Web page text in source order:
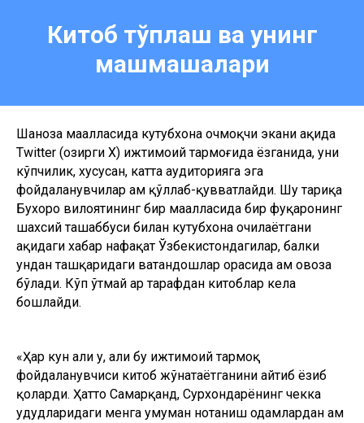
Китоб тўплаш ва унинг
машмашалари
Шаҳноза маҳалласида кутубхона очмоқчи экани ҳақида
Twitter (ҳозирги X) ижтимоий тармоғида ёзганида, уни
кўпчилик, хусусан, катта аудиторияга эга
фойдаланувчилар ҳам қўллаб-қувватлайди. Шу тариқа
Бухоро вилоятининг бир маҳалласида бир фуқаронинг
шахсий ташаббуси билан кутубхона очилаётгани
ҳақидаги хабар нафақат Ўзбекистондагилар, балки
ундан ташқаридаги ватандошлар орасида ҳам овоза
бўлади. Кўп ўтмай ҳар тарафдан китоблар кела
бошлайди.
«Ҳар кун ҳали у, ҳали бу ижтимоий тармоқ
фойдаланувчиси китоб жўнатаётганини айтиб ёзиб
қоларди. Ҳатто Самарқанд, Сурхондарёнинг чекка
ҳудудларидаги менга умуман нотаниш одамлардан ҳам